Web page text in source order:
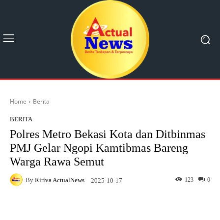
Home Berita
BERITA
Polres Metro Bekasi Kota dan Ditbinmas
PMJ Gelar Ngopi Kamtibmas Bareng
Warga Rawa Semut
By Ririva ActualNews 2025-10-17 0
123